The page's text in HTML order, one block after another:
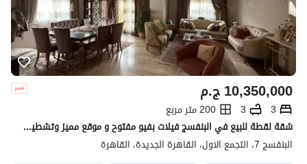
ج.م10,350,000
3
3
200 متر مربع
شقة لقطة للبيع في البنفسج فيلات بفيو مفتوح و موقع مميز وتشطيب كامل سوبر لوكس - التجمع الاول - القاهرة الجديدة
البنفسج 7، التجمع الاول، القاهرة الجديدة، القاهرة